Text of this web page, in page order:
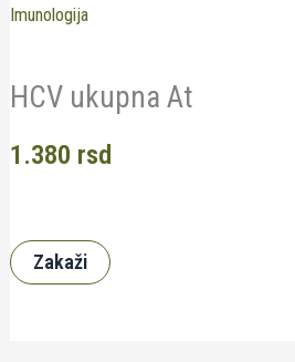
Imunologija
HCV ukupna At
1.380 rsd
Zakaži